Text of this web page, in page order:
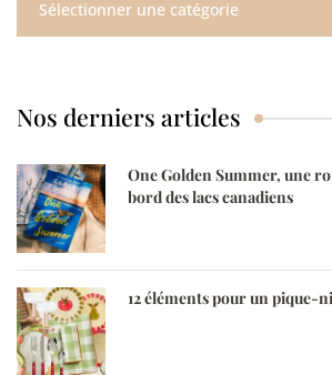
Nos derniers articles
One Golden Summer, une
bord des lacs canadiens
12 éléments pour un pique-